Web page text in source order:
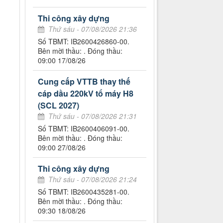
Thi công xây dựng
Thứ sáu - 07/08/2026 21:36
Số TBMT: IB2600426860-00.
Bên mời thầu: . Đóng thầu:
09:00 17/08/26
Cung cấp VTTB thay thế
cáp dầu 220kV tổ máy H8
(SCL 2027)
Thứ sáu - 07/08/2026 21:31
Số TBMT: IB2600406091-00.
Bên mời thầu: . Đóng thầu:
09:00 27/08/26
Thi công xây dựng
Thứ sáu - 07/08/2026 21:24
Số TBMT: IB2600435281-00.
Bên mời thầu: . Đóng thầu:
09:30 18/08/26